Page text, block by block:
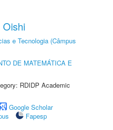
Oishi
e Tecnologia (Câmpus
DE MATEMÁTICA E
RDIDP Academic
Google Scholar
Fapesp